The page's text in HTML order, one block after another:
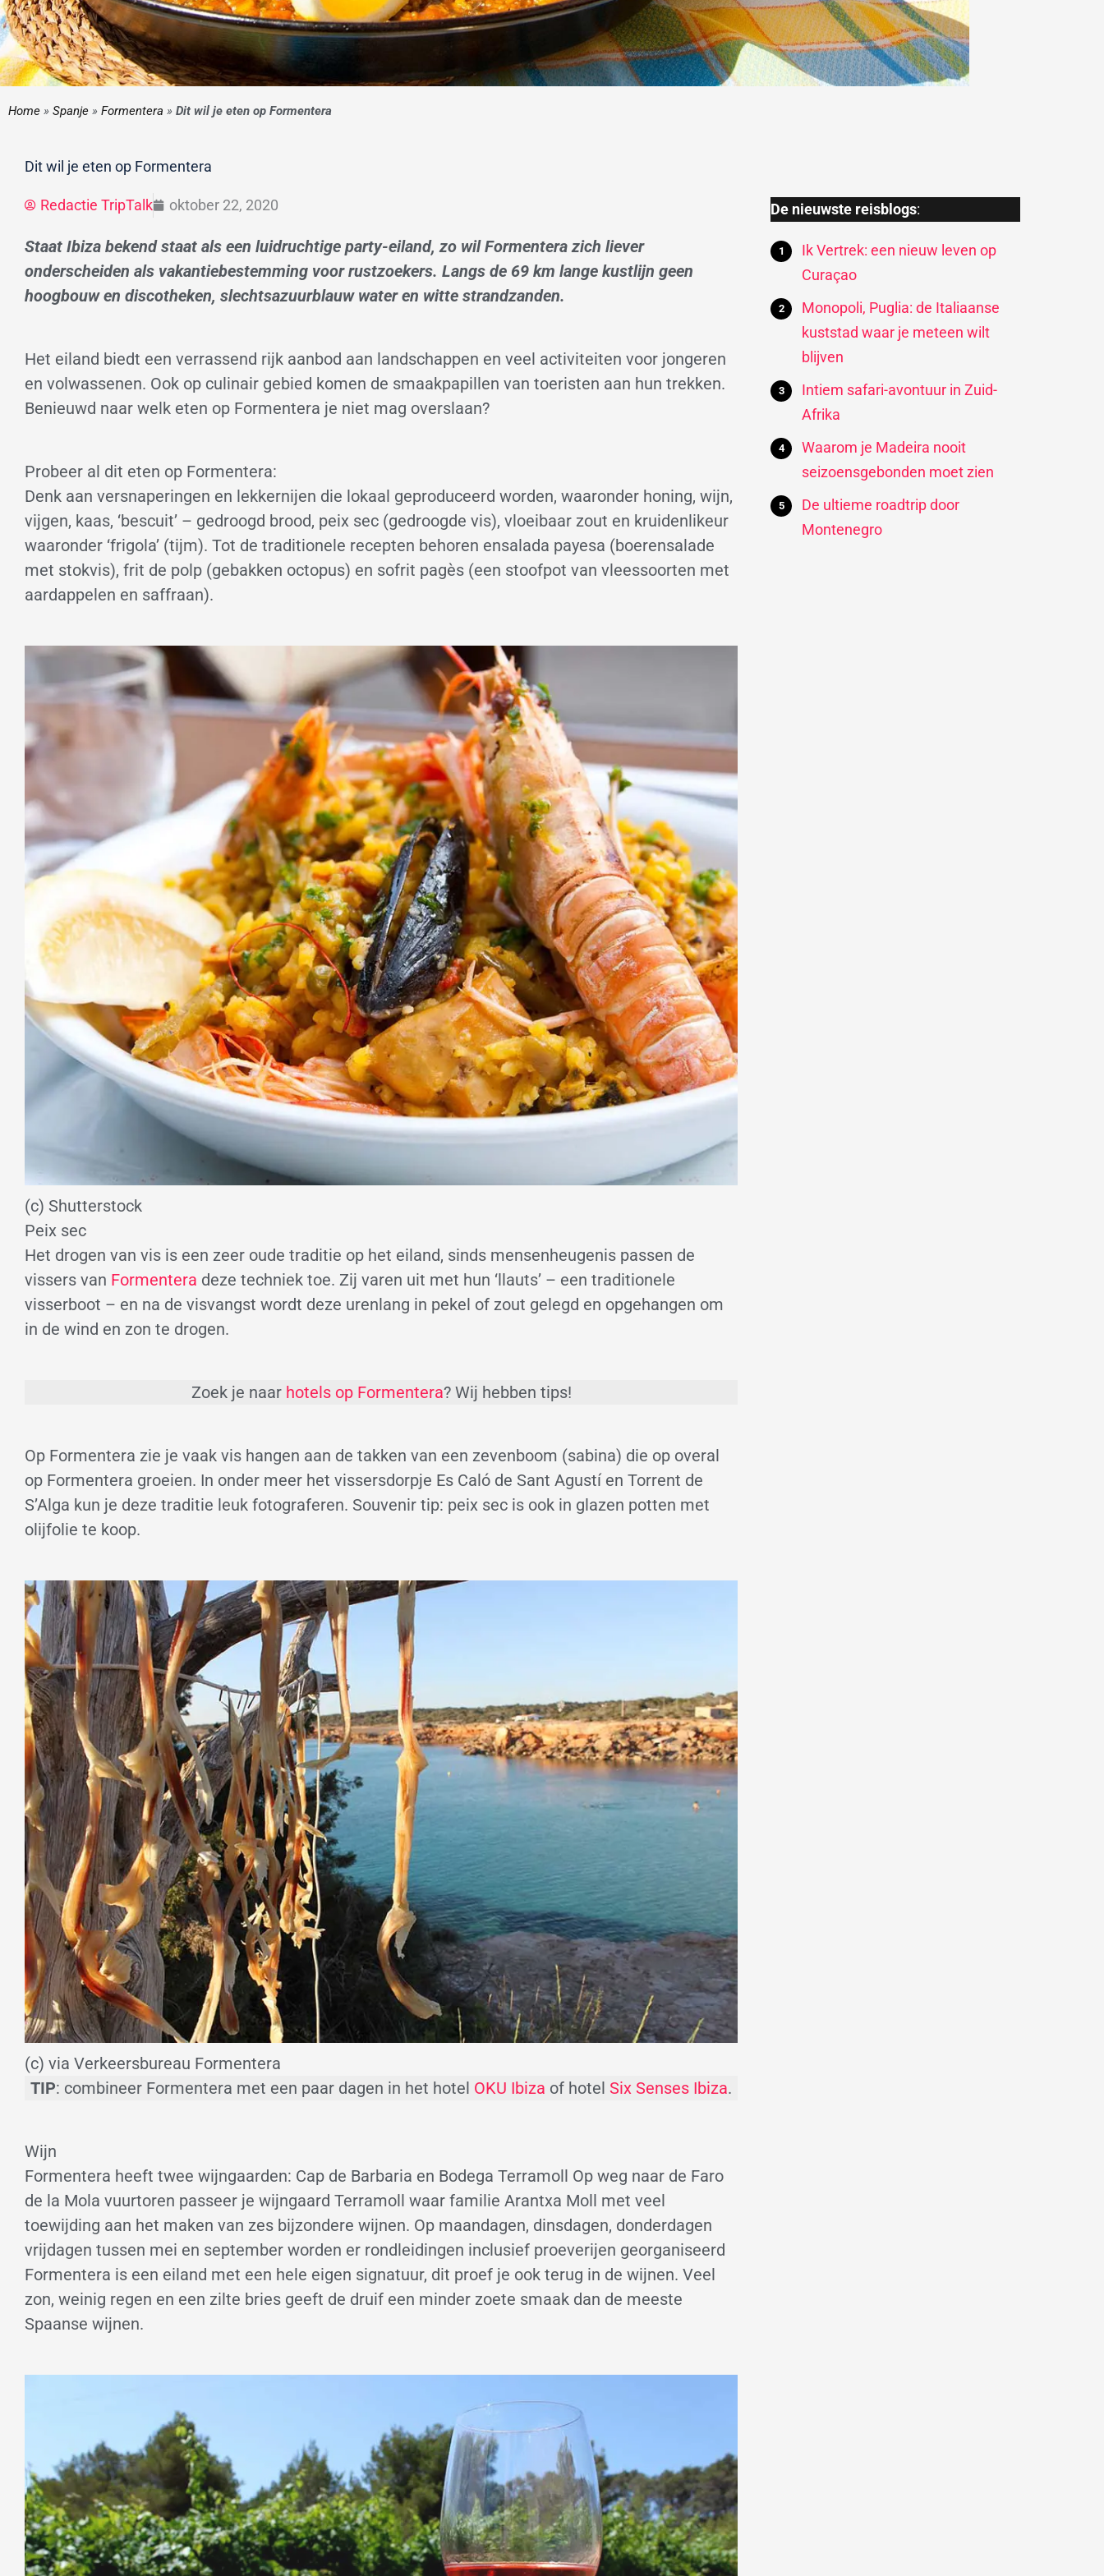
Home » Spanje » Formentera » Dit wil je eten op Formentera
Dit wil je eten op Formentera
Redactie TripTalk oktober 22, 2020
Staat Ibiza bekend staat als een luidruchtige party-eiland, zo wil Formentera zich liever
onderscheiden als vakantiebestemming voor rustzoekers. Langs de 69 km lange kustlijn geen
hoogbouw en discotheken, slechtsazuurblauw water en witte strandzanden.
Het eiland biedt een verrassend rijk aanbod aan landschappen en veel activiteiten voor jongeren
en volwassenen. Ook op culinair gebied komen de smaakpapillen van toeristen aan hun trekken.
Benieuwd naar welk eten op Formentera je niet mag overslaan?
Probeer al dit eten op Formentera:
Denk aan versnaperingen en lekkernijen die lokaal geproduceerd worden, waaronder honing, wijn,
vijgen, kaas, ‘bescuit’ – gedroogd brood, peix sec (gedroogde vis), vloeibaar zout en kruidenlikeur
waaronder ‘frigola’ (tijm). Tot de traditionele recepten behoren ensalada payesa (boerensalade
met stokvis), frit de polp (gebakken octopus) en sofrit pagès (een stoofpot van vleessoorten met
aardappelen en saffraan).
(c) Shutterstock
Peix sec
Het drogen van vis is een zeer oude traditie op het eiland, sinds mensenheugenis passen de
vissers van Formentera deze techniek toe. Zij varen uit met hun ‘llauts’ – een traditionele
visserboot – en na de visvangst wordt deze urenlang in pekel of zout gelegd en opgehangen om
in de wind en zon te drogen.
Zoek je naar hotels op Formentera? Wij hebben tips!
Op Formentera zie je vaak vis hangen aan de takken van een zevenboom (sabina) die op overal
op Formentera groeien. In onder meer het vissersdorpje Es Caló de Sant Agustí en Torrent de
S’Alga kun je deze traditie leuk fotograferen. Souvenir tip: peix sec is ook in glazen potten met
olijfolie te koop.
(c) via Verkeersbureau Formentera
TIP: combineer Formentera met een paar dagen in het hotel OKU Ibiza of hotelSix Senses Ibiza.
Wijn
Formentera heeft twee wijngaarden: Cap de Barbaria en Bodega Terramoll Op weg naar de Faro
de la Mola vuurtoren passeer je wijngaard Terramoll waar familie Arantxa Moll met veel
toewijding aan het maken van zes bijzondere wijnen. Op maandagen, dinsdagen, donderdagen
vrijdagen tussen mei en september worden er rondleidingen inclusief proeverijen georganiseerd
Formentera is een eiland met een hele eigen signatuur, dit proef je ook terug in de wijnen. Veel
zon, weinig regen en een zilte bries geeft de druif een minder zoete smaak dan de meeste
Spaanse wijnen.
De nieuwste reisblogs:
Ik Vertrek: een nieuw leven op
Curaçao
Monopoli, Puglia: de Italiaanse
kuststad waar je meteen wilt
blijven
Intiem safari-avontuur in Zuid-
Afrika
Waarom je Madeira nooit
seizoensgebonden moet zien
De ultieme roadtrip door
Montenegro